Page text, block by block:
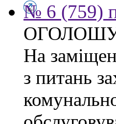
№ 6 (759)
На
з питань